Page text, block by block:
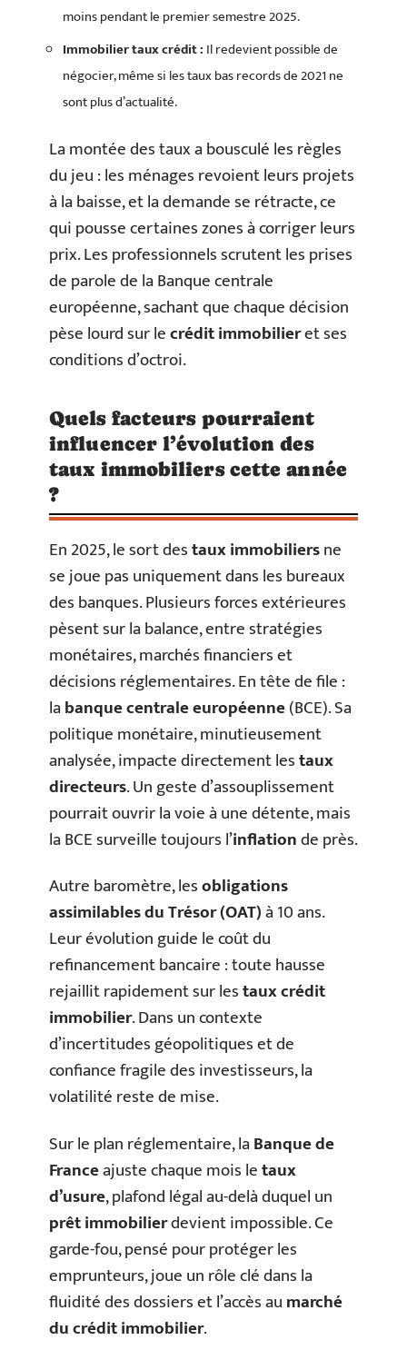
moins pendant le premier semestre 2025.
Immobilier taux crédit : Il redevient possible de
négocier, même si les taux bas records de 2021 ne
sont plus d’actualité.
La montée des taux a bousculé les règles
du jeu : les ménages revoient leurs projets
à la baisse, et la demande se rétracte, ce
qui pousse certaines zones à corriger leurs
prix. Les professionnels scrutent les prises
de parole de la Banque centrale
européenne, sachant que chaque décision
pèse lourd sur lecrédit immobilieret ses
conditions d’octroi.
Quels facteurs pourraient
influencer l’évolution des
taux immobiliers cette année
?
En 2025, le sort destaux immobiliersne
se joue pas uniquement dans les bureaux
des banques. Plusieurs forces extérieures
pèsent sur la balance, entre stratégies
monétaires, marchés financiers et
décisions réglementaires. En tête de file :
labanque centrale européenne(BCE). Sa
politique monétaire, minutieusement
analysée, impacte directement lestaux
directeurs. Un geste d’assouplissement
pourrait ouvrir la voie à une détente, mais
la BCE surveille toujours l’inflationde près.
Autre baromètre, lesobligations
assimilables du Trésor (OAT)à 10 ans.
Leur évolution guide le coût du
refinancement bancaire : toute hausse
rejaillit rapidement sur lestaux crédit
immobilier. Dans un contexte
d’incertitudes géopolitiques et de
confiance fragile des investisseurs, la
volatilité reste de mise.
Sur le plan réglementaire, laBanque de
Franceajuste chaque mois letaux
d’usure, plafond légal au-delà duquel un
prêt immobilierdevient impossible. Ce
garde-fou, pensé pour protéger les
emprunteurs, joue un rôle clé dans la
fluidité des dossiers et l’accès aumarché
du crédit immobilier.